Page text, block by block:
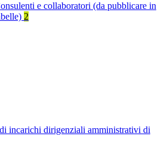
e collaboratori (da pubblicare in
2
incarichi dirigenziali amministrativi di